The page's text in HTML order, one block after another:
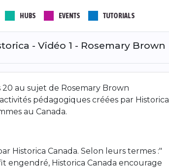
HUBS EVENTS TUTORIALS
- Vidéo 1 - Rosemary Brown
au sujet de Rosemary Brown
pédagogiques créées par Historica
au Canada.
Historica Canada. Selon leurs termes :"
engendré, Historica Canada encourage